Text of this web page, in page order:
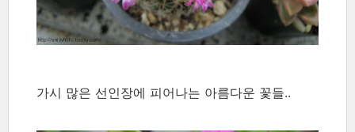
가시 많은 선인장에 피어나는 아름다운 꽃들..